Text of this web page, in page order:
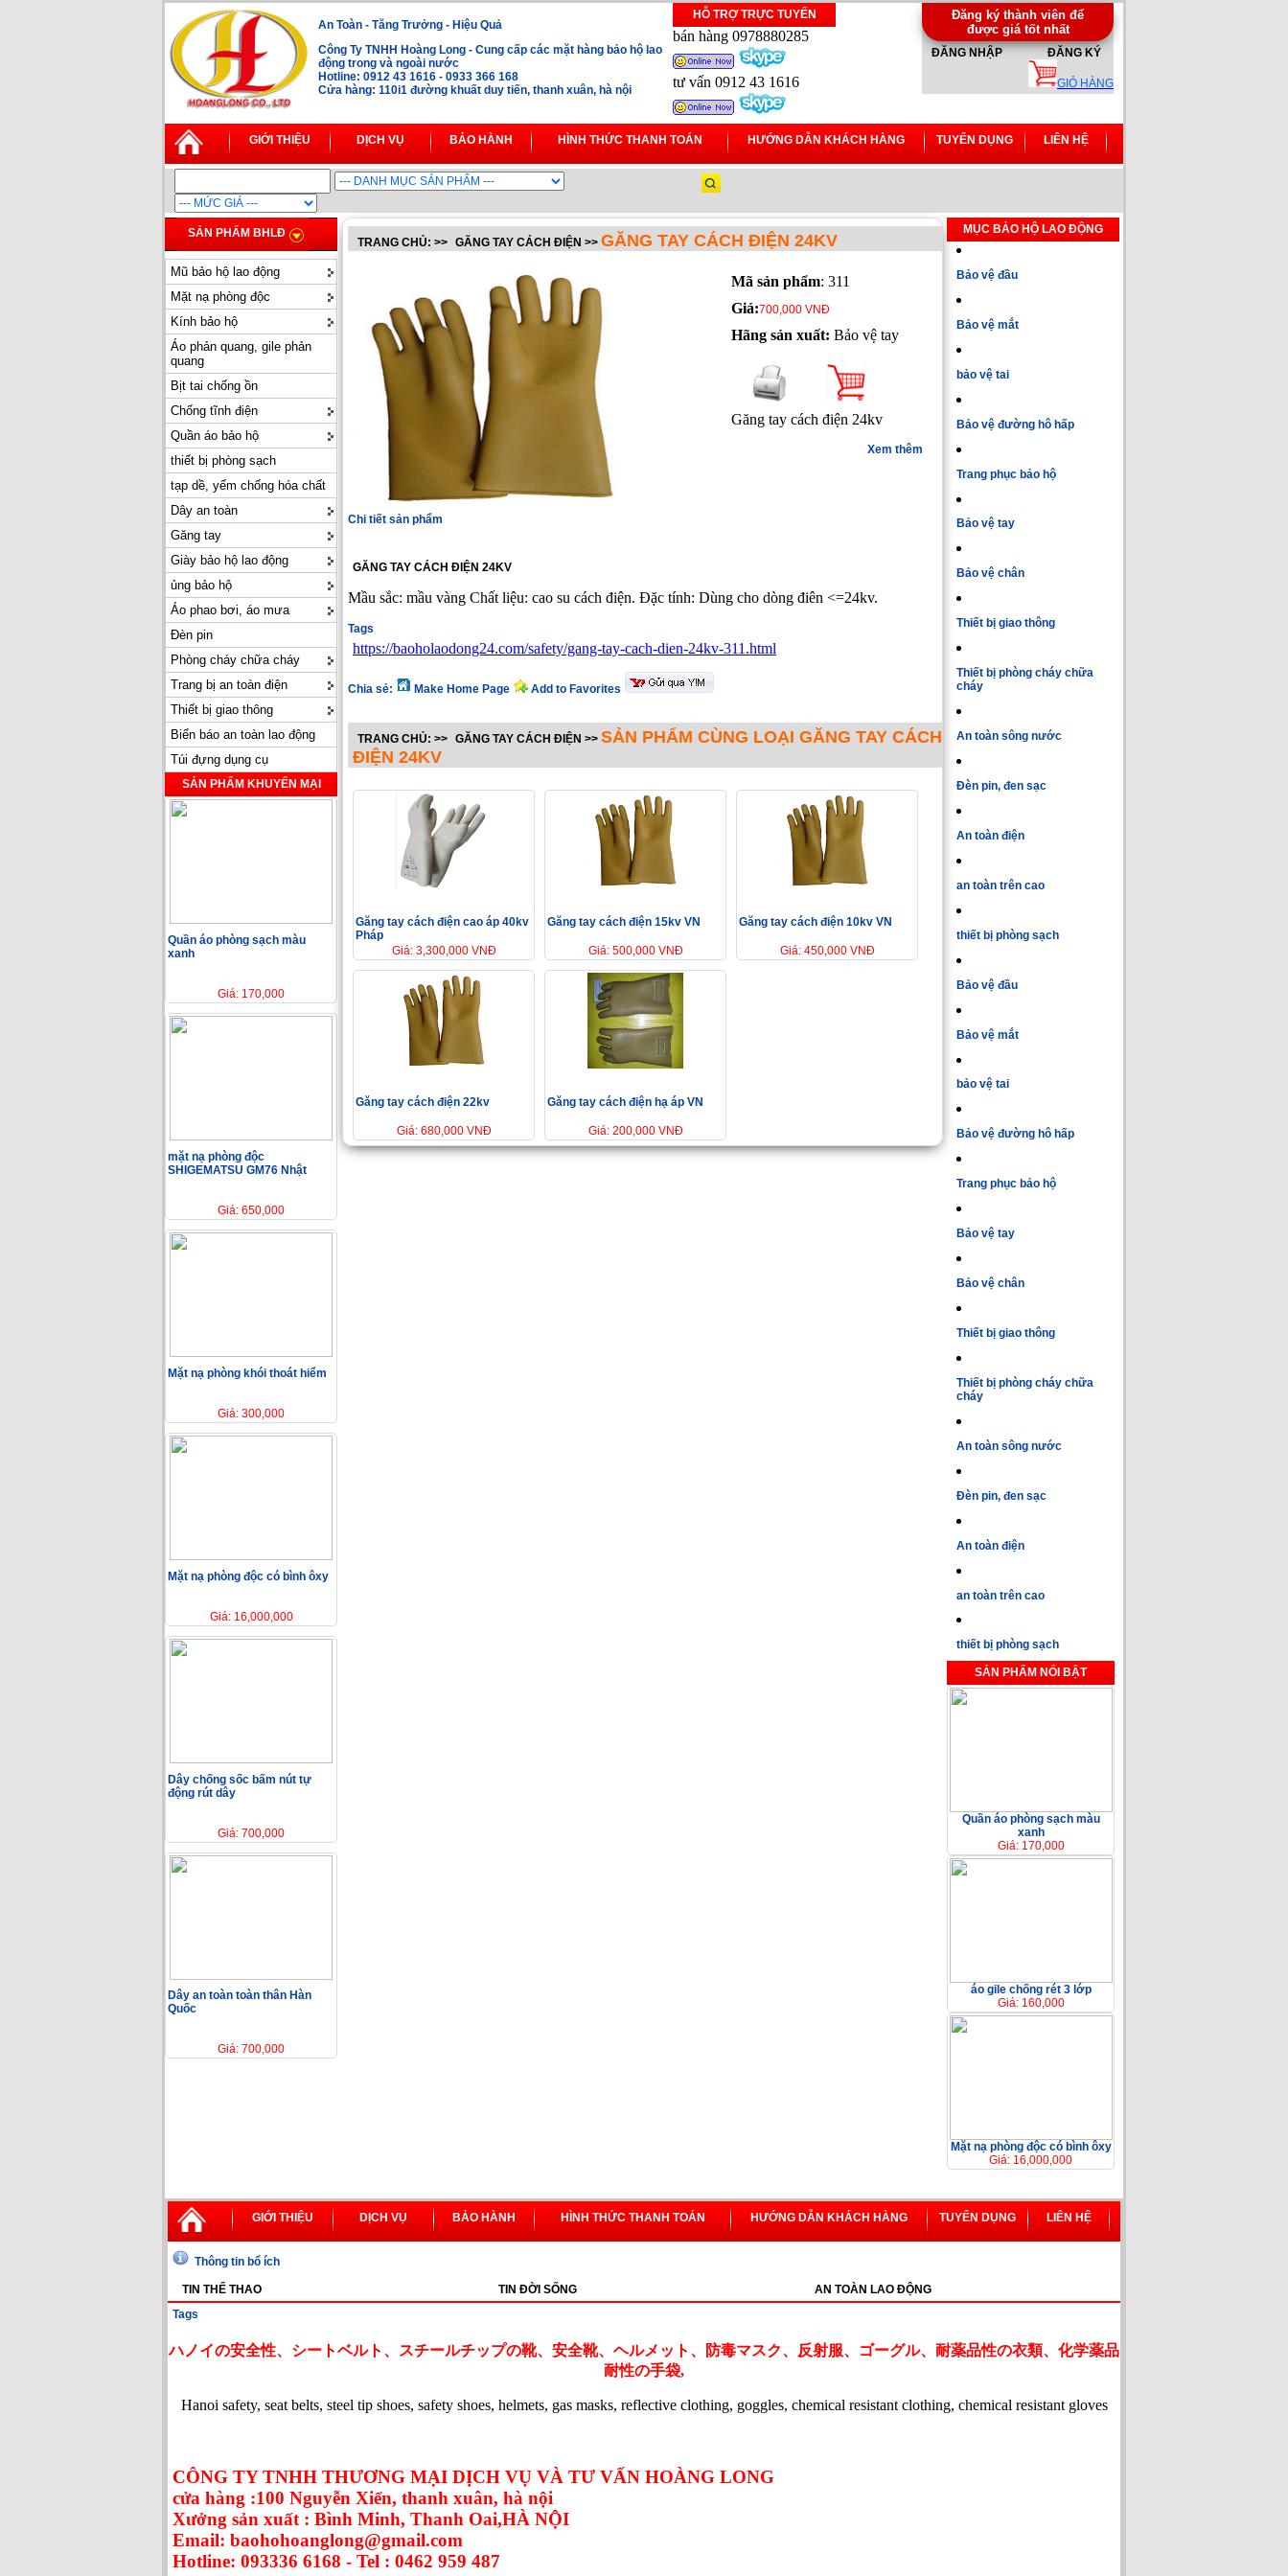
An Toàn - Tăng Trưởng - Hiệu Quả
Công Ty TNHH Hoàng Long - Cung cấp các mặt hàng bảo hộ lao
động trong và ngoài nước
Hotline: 0912 43 1616 - 0933 366 168
Cửa hàng: 110i1 đường khuất duy tiến, thanh xuân, hà nội
HỖ TRỢ TRỰC TUYẾN
bán hàng 0978880285
tư vấn 0912 43 1616
Đăng ký thành viên để
được giá tốt nhất
ĐĂNG NHẬP ĐĂNG KÝ
GIỎ HÀNG
GIỚI THIỆU DỊCH VỤ BẢO HÀNH HÌNH THỨC THANH TOÁN HƯỚNG DẪN KHÁCH HÀNG TUYỂN DỤNG LIÊN HỆ
SẢN PHẨM BHLĐ
Mũ bảo hộ lao động
Mặt nạ phòng độc
Kính bảo hộ
Áo phản quang, gile phản
quang
Bịt tai chống ồn
Chống tĩnh điện
Quần áo bảo hộ
thiết bị phòng sạch
tạp dề, yếm chống hóa chất
Dây an toàn
Găng tay
Giày bảo hộ lao động
ủng bảo hộ
Áo phao bơi, áo mưa
Đèn pin
Phòng cháy chữa cháy
Trang bị an toàn điện
Thiết bị giao thông
Biển báo an toàn lao động
Túi đựng dụng cụ
SẢN PHẨM KHUYẾN MẠI
Quần áo phòng sạch màu
xanh
Giá: 170,000
mặt nạ phòng độc
SHIGEMATSU GM76 Nhật
Giá: 650,000
Mặt nạ phòng khói thoát hiểm
Giá: 300,000
Mặt nạ phòng độc có bình ôxy
Giá: 16,000,000
Dây chống sốc bấm nút tự
động rút dây
Giá: 700,000
Dây an toàn toàn thân Hàn
Quốc
Giá: 700,000
TRANG CHỦ: >> GĂNG TAY CÁCH ĐIỆN >> GĂNG TAY CÁCH ĐIỆN 24KV
Mã sản phẩm: 311
Giá:700,000 VNĐ
Hãng sản xuất: Bảo vệ tay
Găng tay cách điện 24kv
Xem thêm
Chi tiết sản phẩm
GĂNG TAY CÁCH ĐIỆN 24KV
Mầu sắc: mầu vàng Chất liệu: cao su cách điện. Đặc tính: Dùng cho dòng điên <=24kv.
Tags
https://baoholaodong24.com/safety/gang-tay-cach-dien-24kv-311.html
Chia sẻ: Make Home Page Add to Favorites
TRANG CHỦ: >> GĂNG TAY CÁCH ĐIỆN >> SẢN PHẨM CÙNG LOẠI GĂNG TAY CÁCH
ĐIỆN 24KV
Găng tay cách điện cao áp 40kv
Pháp
Giá: 3,300,000 VNĐ
Găng tay cách điện 15kv VN
Giá: 500,000 VNĐ
Găng tay cách điện 10kv VN
Giá: 450,000 VNĐ
Găng tay cách điện 22kv
Giá: 680,000 VNĐ
Găng tay cách điện hạ áp VN
Giá: 200,000 VNĐ
MỤC BẢO HỘ LAO ĐỘNG
Bảo vệ đầu
Bảo vệ mắt
bảo vệ tai
Bảo vệ đường hô hấp
Trang phục bảo hộ
Bảo vệ tay
Bảo vệ chân
Thiết bị giao thông
Thiết bị phòng cháy chữa
cháy
An toàn sông nước
Đèn pin, đen sạc
An toàn điện
an toàn trên cao
thiết bị phòng sạch
Bảo vệ đầu
Bảo vệ mắt
bảo vệ tai
Bảo vệ đường hô hấp
Trang phục bảo hộ
Bảo vệ tay
Bảo vệ chân
Thiết bị giao thông
Thiết bị phòng cháy chữa
cháy
An toàn sông nước
Đèn pin, đen sạc
An toàn điện
an toàn trên cao
thiết bị phòng sạch
SẢN PHẨM NỔI BẬT
Quần áo phòng sạch màu
xanh
Giá: 170,000
áo gile chống rét 3 lớp
Giá: 160,000
Mặt nạ phòng độc có bình ôxy
Giá: 16,000,000
GIỚI THIỆU DỊCH VỤ BẢO HÀNH HÌNH THỨC THANH TOÁN HƯỚNG DẪN KHÁCH HÀNG TUYỂN DỤNG LIÊN HỆ
Thông tin bổ ích
TIN THỂ THAO TIN ĐỜI SỐNG
AN TOÀN LAO ĐỘNG
Tags
ハノイの安全性、シートベルト、スチールチップの靴、安全靴、ヘルメット、防毒マスク、反射服、ゴーグル、耐薬品性の衣類、化学薬品
耐性の手袋,
Hanoi safety, seat belts, steel tip shoes, safety shoes, helmets, gas masks, reflective clothing, goggles, chemical resistant clothing, chemical resistant gloves
CÔNG TY TNHH THƯƠNG MẠI DỊCH VỤ VÀ TƯ VẤN HOÀNG LONG
cửa hàng :100 Nguyễn Xiển, thanh xuân, hà nội
Xưởng sản xuất : Bình Minh, Thanh Oai,HÀ NỘI
Email: baohohoanglong@gmail.com
Hotline: 093336 6168 - Tel : 0462 959 487